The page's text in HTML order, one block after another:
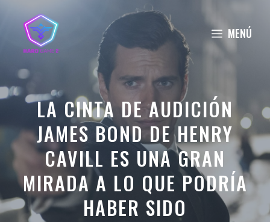
contenido
MENÚ
LA CINTA DE AUDICIÓN
JAMES BOND DE HENRY
CAVILL ES UNA GRAN
MIRADA A LO QUE PODRÍA
HABER SIDO